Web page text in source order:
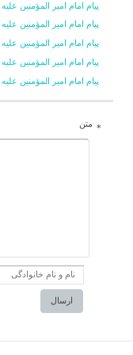
پیام امام امیر المؤمنین علیه السلام
پیام امام امیر المؤمنین علیه السلام
پیام امام امیر المؤمنین علیه السلام
پیام امام امیر المؤمنین علیه السلام
پیام امام امیر المؤمنین علیه السلام
* متن
ارسال